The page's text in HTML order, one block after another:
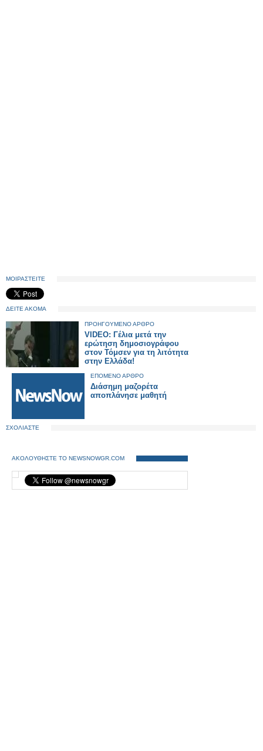
ΜΟΙΡΑΣΤΕΙΤΕ
ΔΕΙΤΕ ΑΚΟΜΑ
ΠΡΟΗΓΟΥΜΕΝΟ ΑΡΘΡΟ
VIDEO: Γέλια μετά την
ερώτηση δημοσιογράφου
στον Τόμσεν για τη λιτότητα
στην Ελλάδα!
ΕΠΟΜΕΝΟ ΑΡΘΡΟ
Διάσημη μαζορέτα
αποπλάνησε μαθητή
ΣΧΟΛΙΑΣΤΕ
ΑΚΟΛΟΥΘΗΣΤΕ ΤΟ NEWSNOWGR.COM